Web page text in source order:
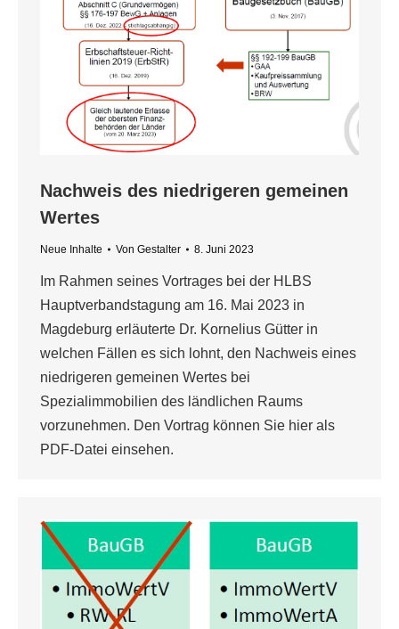
Nachweis des niedrigeren gemeinen
Wertes
Neue Inhalte Von Gestalter 8. Juni 2023
Im Rahmen seines Vortrages bei der HLBS
Hauptverbandstagung am 16. Mai 2023 in
Magdeburg erläuterte Dr. Kornelius Gütter in
welchen Fällen es sich lohnt, den Nachweis eines
niedrigeren gemeinen Wertes bei
Spezialimmobilien des ländlichen Raums
vorzunehmen. Den Vortrag können Sie hier als
PDF-Datei einsehen.